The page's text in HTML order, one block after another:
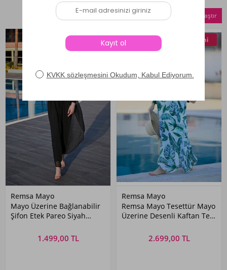
Seçilenleri Karşılaştır
Remsa Mayo
Mayo Üzerine Bağlanabilir
Şifon Etek Pareo Siyah
1.499,00 TL
Yeni
Remsa Mayo
Remsa Mayo Tesettür Mayo
Üzerine Desenli Kaftan Tek
2.699,00 TL